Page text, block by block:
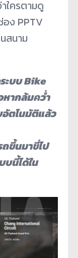
ใครตามดู
ง PPTV
สนาม
ะบบ Bike
ากล้มคว่ำ
อัตโนมัติแล้ว
ขึ้นมาขี่ไป
นี้ได้ใน